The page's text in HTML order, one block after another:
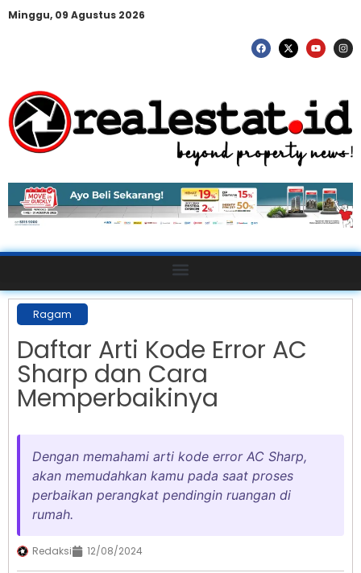
Minggu, 09 Agustus 2026
Ragam
Daftar Arti Kode Error AC
Sharp dan Cara
Memperbaikinya
Dengan memahami arti kode error AC Sharp,
akan memudahkan kamu pada saat proses
perbaikan perangkat pendingin ruangan di
rumah.
Redaksi 12/08/2024